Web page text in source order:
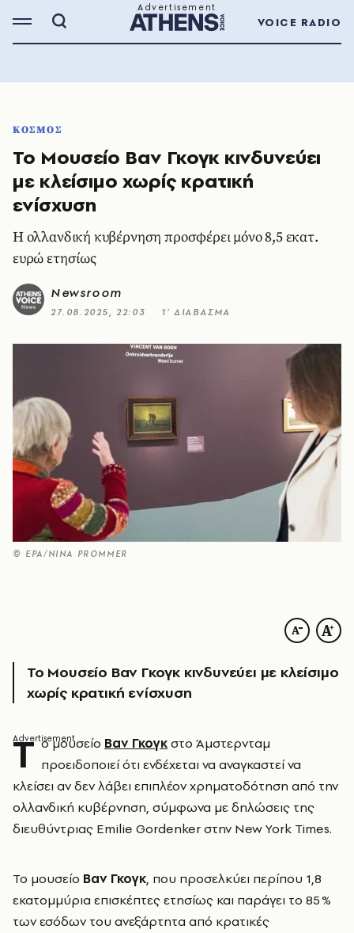
VOICE RADIO
ΚΟΣΜΟΣ
Το Μουσείο Βαν Γκογκ κινδυνεύει
με κλείσιμο χωρίς κρατική
ενίσχυση
Η ολλανδική κυβέρνηση προσφέρει μόνο 8,5 εκατ.
ευρώ ετησίως
Newsroom
27.08.2025, 22:03 1’ ΔΙΑΒΑΣΜΑ
© EPA/NINA PROMMER
Το Μουσείο Βαν Γκογκ κινδυνεύει με κλείσιμο
χωρίς κρατική ενίσχυση
Τ ο μουσείο Βαν Γκογκστο Άμστερνταμ
προειδοποιεί ότι ενδέχεται να αναγκαστεί να
κλείσει αν δεν λάβει επιπλέον χρηματοδότηση από την
ολλανδική κυβέρνηση, σύμφωνα με δηλώσεις της
διευθύντριας Emilie Gordenker στην New York Times.
Το μουσείο Βαν Γκογκ, που προσελκύει περίπου 1,8
εκατομμύρια επισκέπτες ετησίως και παράγει το 85 %
των εσόδων του ανεξάρτητα από κρατικές